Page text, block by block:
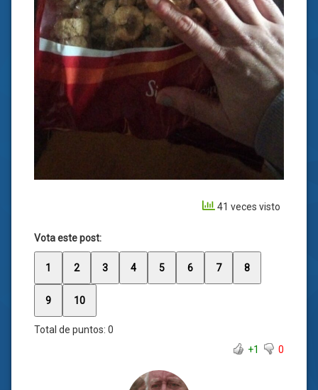
41 veces visto
Vota este post:
1 2 3 4 5 6 7 8
9 10
Total de puntos: 0
+1
0